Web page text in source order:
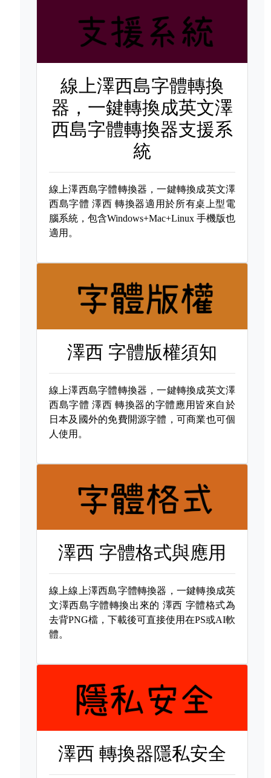
線上澤西島字體轉換
器，一鍵轉換成英文澤
西島字體轉換器支援系
統
線上澤西島字體轉換器，一鍵轉換成英文澤
西島字體澤西 轉換器適用於所有桌上型電
腦系統，包含Windows+Mac+Linux 手機版也
適用。
澤西 字體版權須知
線上澤西島字體轉換器，一鍵轉換成英文澤
西島字體澤西 轉換器的字體應用皆來自於
日本及國外的免費開源字體，可商業也可個
人使用。
澤西 字體格式與應用
線上線上澤西島字體轉換器，一鍵轉換成英
文澤西島字體轉換出來的 澤西 字體格式為
去背PNG檔，下載後可直接使用在PS或AI軟
體。
澤西 轉換器隱私安全